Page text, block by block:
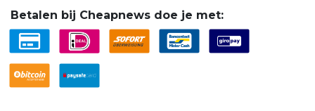
Betalen bij Cheapnews doe je met: